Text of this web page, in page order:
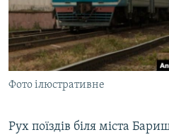
СПЕЦПРОЄКТИ
ПОДКАСТИ
КРИМ РЕАЛІЇ
УКР
Фото ілюстративне
Рух поїздів біля міста